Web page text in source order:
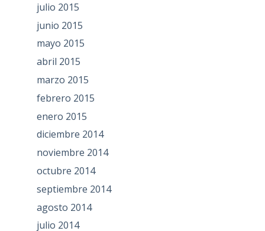
julio 2015
junio 2015
mayo 2015
abril 2015
marzo 2015
febrero 2015
enero 2015
diciembre 2014
noviembre 2014
octubre 2014
septiembre 2014
agosto 2014
julio 2014